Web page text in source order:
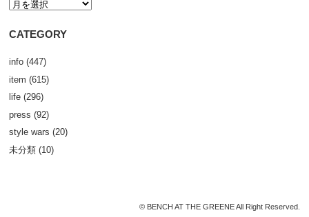
CATEGORY
info (447)
item (615)
life (296)
press (92)
style wars (20)
未分類 (10)
© BENCH AT THE GREENE All Right Reserved.